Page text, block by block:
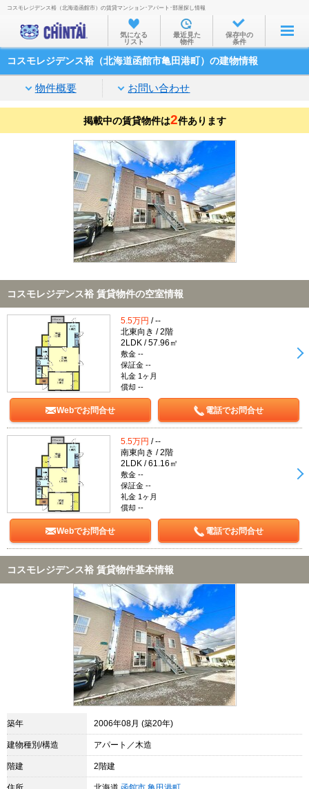
お部屋を探す
沿線・駅から
家賃相場から
通勤通学時間から
物件特集から
不動産会社から
TOP
コスモレジデンス裕（北海道函館市）の賃貸マンション･アパート･部屋探し情報
気になる
リスト
最近見た
物件
保存中の
条件
コスモレジデンス裕（北海道函館市亀田港町）の建物情報
物件概要 お問い合わせ
掲載中の賃貸物件は2件あります
コスモレジデンス裕 賃貸物件の空室情報
5.5万円 / --
北東向き / 2階
2LDK / 57.96㎡
敷金 --
保証金 --
礼金 1ヶ月
償却 --
Webでお問合せ 電話でお問合せ
5.5万円 / --
南東向き / 2階
2LDK / 61.16㎡
敷金 --
保証金 --
礼金 1ヶ月
償却 --
Webでお問合せ 電話でお問合せ
コスモレジデンス裕 賃貸物件基本情報
築年 2006年08月 (築20年)
建物種別/構造 アパート／木造
階建 2階建